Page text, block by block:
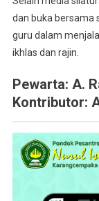
dan buka bersama
guru dalam
ikhlas dan rajin.
Pewarta: A.
Kontributor: